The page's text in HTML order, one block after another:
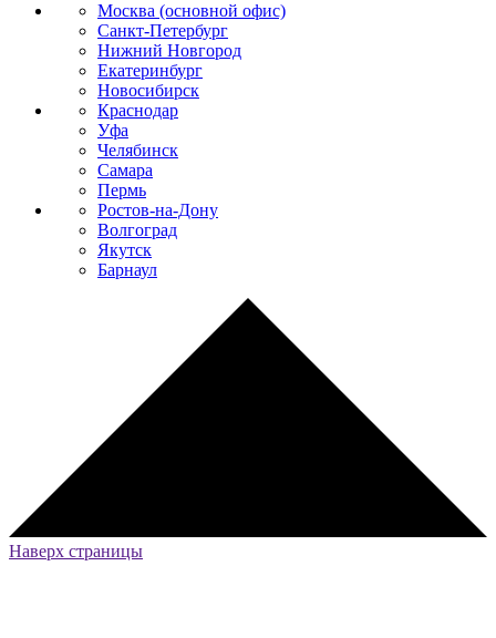
Москва (основной офис)
Санкт-Петербург
Нижний Новгород
Екатеринбург
Новосибирск
Краснодар
Уфа
Челябинск
Самара
Пермь
Ростов-на-Дону
Волгоград
Якутск
Барнаул
Наверх страницы